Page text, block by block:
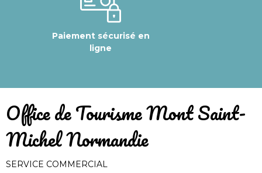
Paiement sécurisé en
ligne
​Office de Tourisme Mont Saint-
Michel Normandie
SERVICE COMMERCIAL